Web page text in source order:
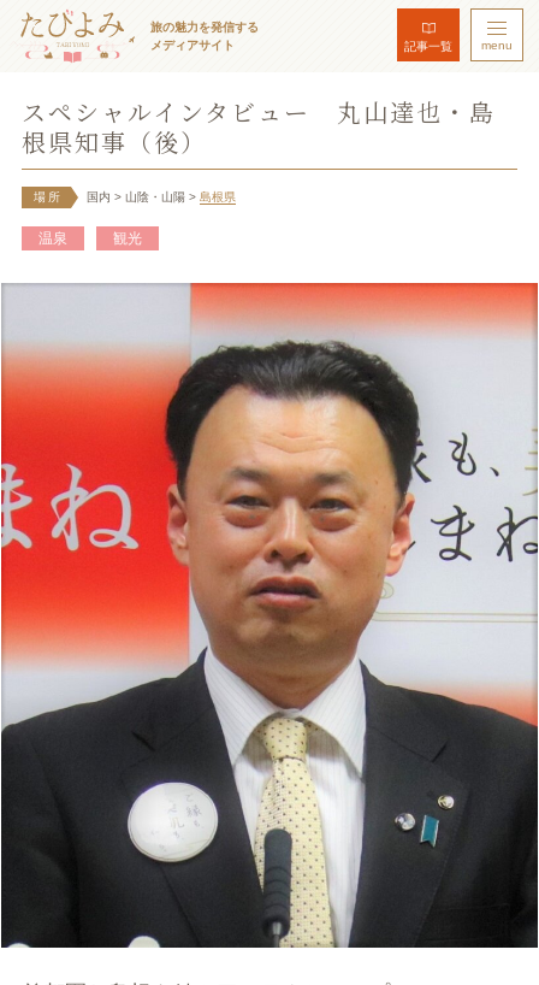
旅の魅力を発信する
メディアサイト
記事一覧 menu
スペシャルインタビュー 丸山達也・島
根県知事（後）
場所 国内 > 山陰・山陽 > 島根県
温泉 観光